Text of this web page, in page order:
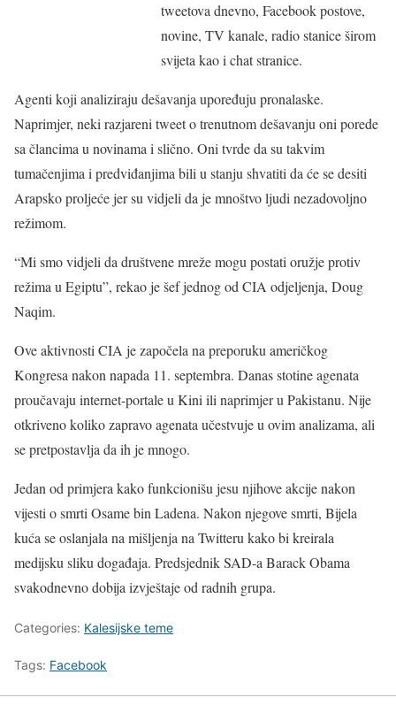
tweetova dnevno, Facebook postove,
novine, TV kanale, radio stanice širom
svijeta kao i chat stranice.
Agenti koji analiziraju dešavanja upoređuju pronalaske.
Naprimjer, neki razjareni tweet o trenutnom dešavanju oni porede
sa člancima u novinama i slično. Oni tvrde da su takvim
tumačenjima i predviđanjima bili u stanju shvatiti da će se desiti
Arapsko proljeće jer su vidjeli da je mnoštvo ljudi nezadovoljno
režimom.
“Mi smo vidjeli da društvene mreže mogu postati oružje protiv
režima u Egiptu”, rekao je šef jednog od CIA odjeljenja, Doug
Naqim.
Ove aktivnosti CIA je započela na preporuku američkog
Kongresa nakon napada 11. septembra. Danas stotine agenata
proučavaju internet-portale u Kini ili naprimjer u Pakistanu. Nije
otkriveno koliko zapravo agenata učestvuje u ovim analizama, ali
se pretpostavlja da ih je mnogo.
Jedan od primjera kako funkcionišu jesu njihove akcije nakon
vijesti o smrti Osame bin Ladena. Nakon njegove smrti, Bijela
kuća se oslanjala na mišljenja na Twitteru kako bi kreirala
medijsku sliku događaja. Predsjednik SAD-a Barack Obama
svakodnevno dobija izvještaje od radnih grupa.
Categories: Kalesijske teme
Tags: Facebook